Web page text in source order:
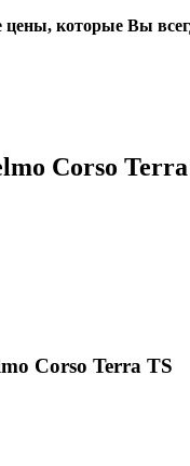
которые Вы
Corso Terra
Corso Terra ТS